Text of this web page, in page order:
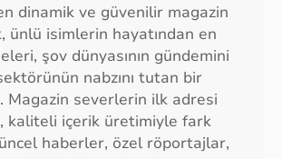
dinamik ve güvenilir magazin
ünlü isimlerin hayatından en
şov dünyasının gündemini
nabzını tutan bir
Magazin severlerin ilk adresi
kaliteli içerik üretimiyle fark
haberler, özel röportajlar,